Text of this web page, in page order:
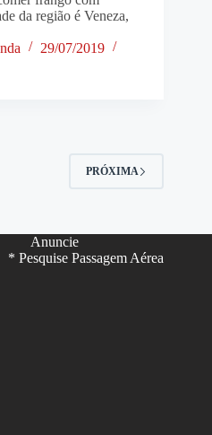
da região é Veneza,
29/07/2019
PRÓXIMA
Anuncie
* Pesquise Passagem Aérea